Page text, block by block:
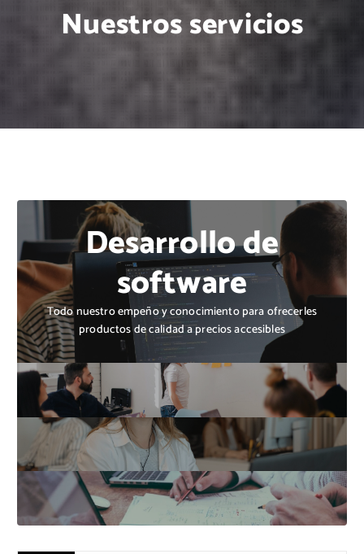
Nuestros servicios
Desarrollo de
software
Todo nuestro empeño y conocimiento para ofrecerles
productos de calidad a precios accesibles